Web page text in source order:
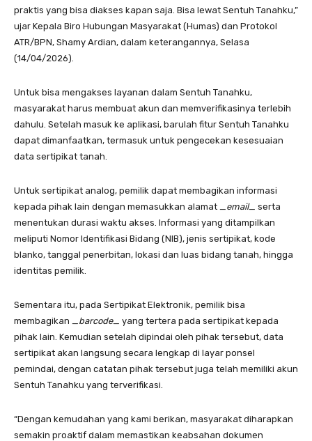
praktis yang bisa diakses kapan saja. Bisa lewat Sentuh Tanahku,”
ujar Kepala Biro Hubungan Masyarakat (Humas) dan Protokol
ATR/BPN, Shamy Ardian, dalam keterangannya, Selasa
(14/04/2026).
Untuk bisa mengakses layanan dalam Sentuh Tanahku,
masyarakat harus membuat akun dan memverifikasinya terlebih
dahulu. Setelah masuk ke aplikasi, barulah fitur Sentuh Tanahku
dapat dimanfaatkan, termasuk untuk pengecekan kesesuaian
data sertipikat tanah.
Untuk sertipikat analog, pemilik dapat membagikan informasi
kepada pihak lain dengan memasukkan alamat _ email_ serta
menentukan durasi waktu akses. Informasi yang ditampilkan
meliputi Nomor Identifikasi Bidang (NIB), jenis sertipikat, kode
blanko, tanggal penerbitan, lokasi dan luas bidang tanah, hingga
identitas pemilik.
Sementara itu, pada Sertipikat Elektronik, pemilik bisa
membagikan _ barcode_ yang tertera pada sertipikat kepada
pihak lain. Kemudian setelah dipindai oleh pihak tersebut, data
sertipikat akan langsung secara lengkap di layar ponsel
pemindai, dengan catatan pihak tersebut juga telah memiliki akun
Sentuh Tanahku yang terverifikasi.
“Dengan kemudahan yang kami berikan, masyarakat diharapkan
semakin proaktif dalam memastikan keabsahan dokumen